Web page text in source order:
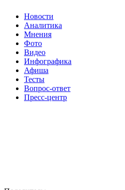
Новости
Аналитика
Мнения
Фото
Видео
Инфографика
Афиша
Тесты
Вопрос-ответ
Пресс-центр